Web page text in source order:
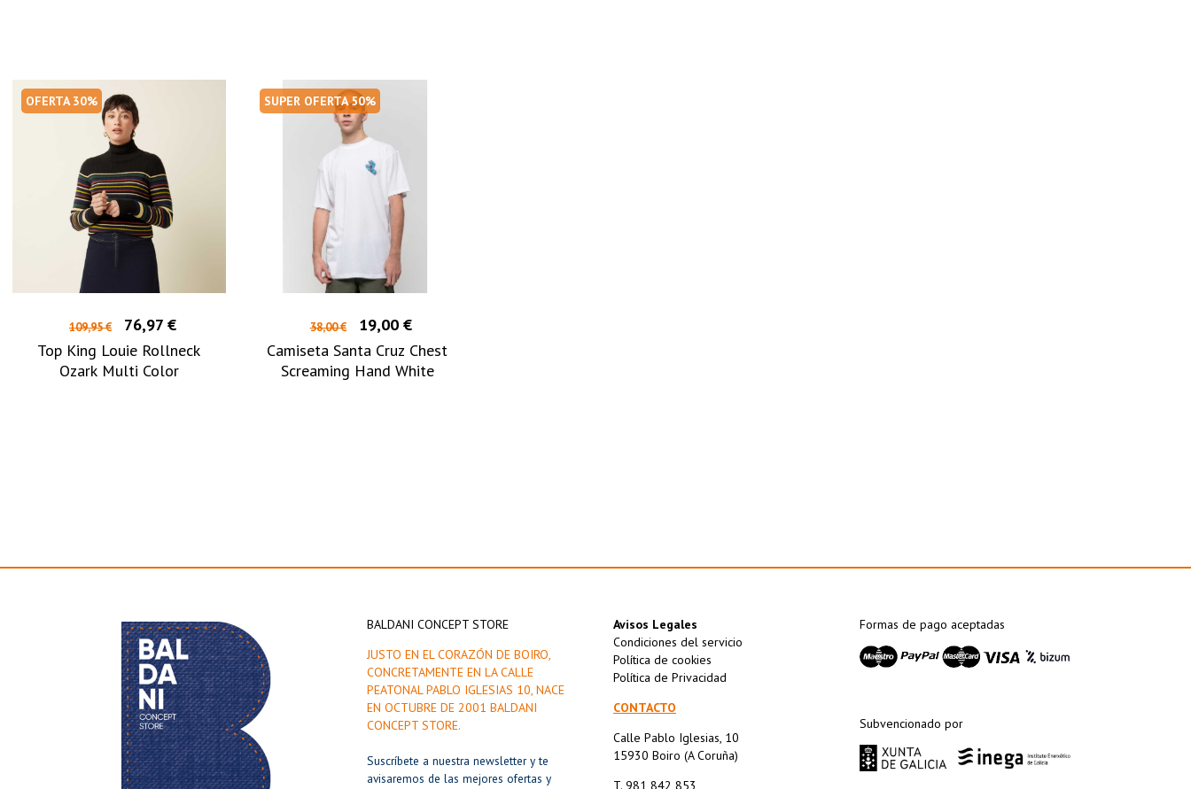
OFERTA 30%
109,95 €
76,97 €
Top King Louie Rollneck
Ozark Multi Color
SUPER OFERTA 50%
38,00 €
19,00 €
Camiseta Santa Cruz Chest
Screaming Hand White
BALDANI CONCEPT STORE
JUSTO EN EL CORAZÓN DE BOIRO,
CONCRETAMENTE EN LA CALLE
PEATONAL PABLO IGLESIAS 10, NACE
EN OCTUBRE DE 2001 BALDANI
CONCEPT STORE.
Suscríbete a nuestra newsletter y te
avisaremos de las mejores ofertas y
Avisos Legales
Condiciones del servicio
Política de cookies
Política de Privacidad
CONTACTO
Calle Pablo Iglesias, 10
15930 Boiro (A Coruña)
T. 981 842 853
Formas de pago aceptadas
Subvencionado por